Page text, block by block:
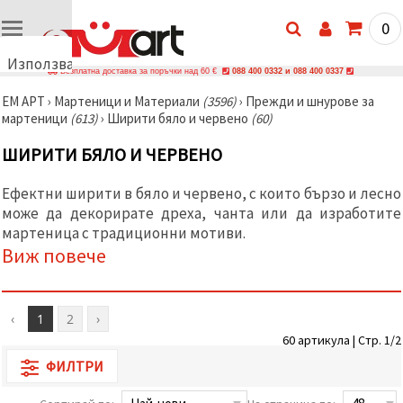
Използваме
🍪
Използваме
и подобни
технологии,
осигурим
правилната
работа на
сайта, да
подобрим
твоето
и, с твое
съгласие,
да
показваме
0
Безплатна доставка за поръчки над 60 € 088 400 0332 и 088 400 0337
ЕМ АРТ › Мартеници и Материали (3596)› Прежди и шнурове за
мартеници (613)› Ширити бяло и червено (60)
ШИРИТИ БЯЛО И ЧЕРВЕНО
Ефектни ширити в бяло и червено, с които бързо и лесно
може да декорирате дреха, чанта или да изработите
мартеница с традиционни мотиви.
Виж повече
‹ 1 2 ›
60 артикула | Стр. 1/2
ФИЛТРИ